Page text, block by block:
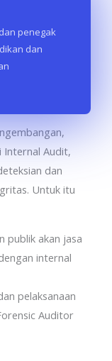
penegak
dan
Internal Audit,
dan
Untuk itu
publik akan jasa
internal
pelaksanaan
Auditor